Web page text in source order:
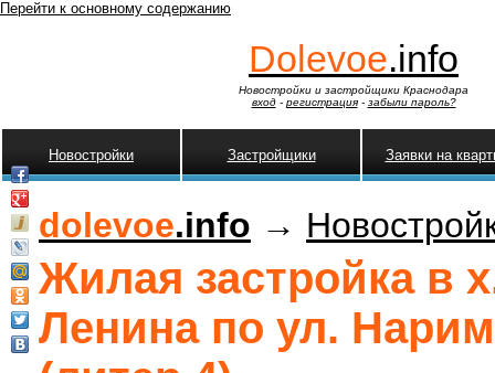
Перейти к основному содержанию
Dolevoe.info
Новостройки и застройщики Краснодара
вход- регистрация- забыли пароль?
Новостройки Застройщики Заявки на
dolevoe.info →
Жилая застройка в
Ленина по ул.